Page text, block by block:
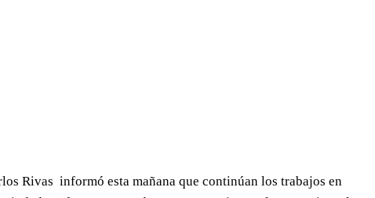
Rivas informó esta mañana que continúan los trabajos en